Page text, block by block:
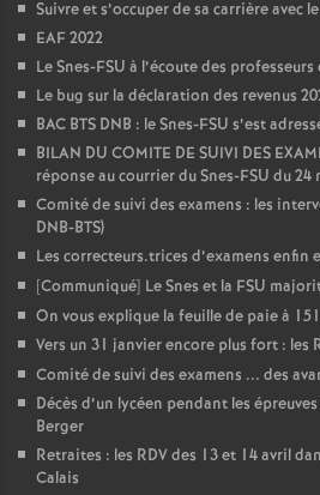
Suivre et s’occuper de sa carrière avec
EAF 2022
Le Snes-FSU à l’écoute des
Le bug sur la déclaration des revenus
BAC BTS DNB : le Snes-FSU s’est
BILAN DU COMITE DE SUIVI DES
réponse au courrier du Snes-FSU du 24
Comité de suivi des examens : les
DNB-BTS)
Les correcteurs.trices d’examens
[Communiqué] Le Snes et la FSU
On vous explique la feuille de paie à
Vers un 31 janvier encore plus fort : les
Comité de suivi des examens ... des
Décès d’un lycéen pendant les
Berger
Retraites : les RDV des 13 et 14 avril
Calais